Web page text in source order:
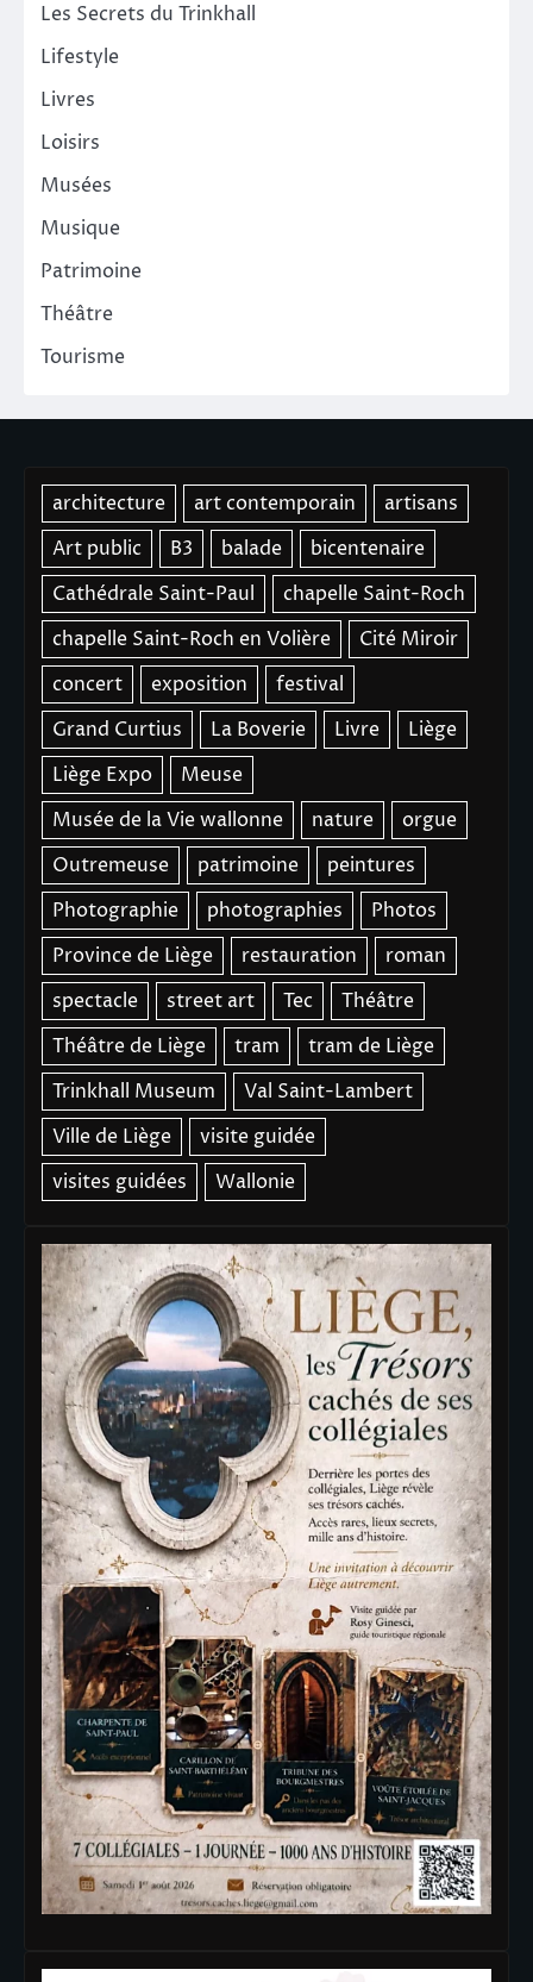
Les Secrets du Trinkhall
Lifestyle
Livres
Loisirs
Musées
Musique
Patrimoine
Théâtre
Tourisme